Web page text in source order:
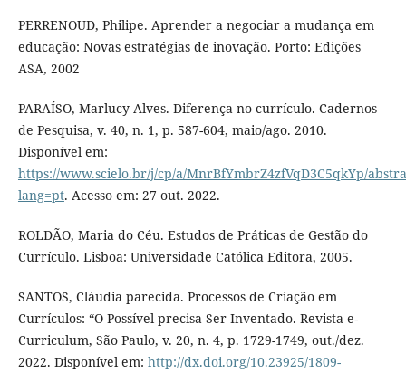
PERRENOUD, Philipe. Aprender a negociar a mudança em
educação: Novas estratégias de inovação. Porto: Edições
ASA, 2002
PARAÍSO, Marlucy Alves. Diferença no currículo. Cadernos
de Pesquisa, v. 40, n. 1, p. 587-604, maio/ago. 2010.
Disponível em:
https://www.scielo.br/j/cp/a/MnrBfYmbrZ4zfVqD3C5qkYp/
lang=pt. Acesso em: 27 out. 2022.
ROLDÃO, Maria do Céu. Estudos de Práticas de Gestão do
Currículo. Lisboa: Universidade Católica Editora, 2005.
SANTOS, Cláudia parecida. Processos de Criação em
Currículos: “O Possível precisa Ser Inventado. Revista e-
Curriculum, São Paulo, v. 20, n. 4, p. 1729-1749, out./dez.
2022. Disponível em: http://dx.doi.org/10.23925/1809-